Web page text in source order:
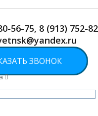
56-75, 8 (913) 752-
ЗВОНОК